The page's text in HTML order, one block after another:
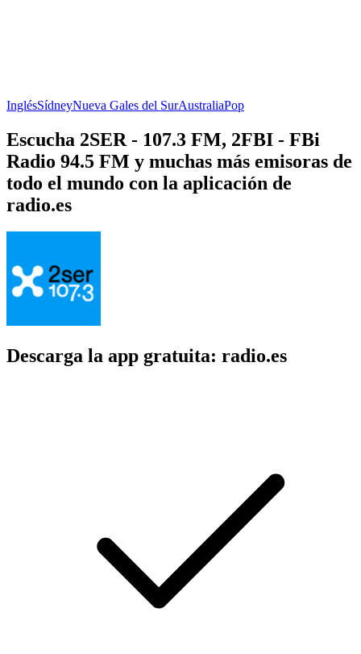
InglésSídneyNueva Gales del SurAustraliaPop
Escucha 2SER - 107.3 FM, 2FBI - FBi
Radio 94.5 FM y muchas más emisoras de
todo el mundo con la aplicación de
radio.es
Descarga la app gratuita: radio.es